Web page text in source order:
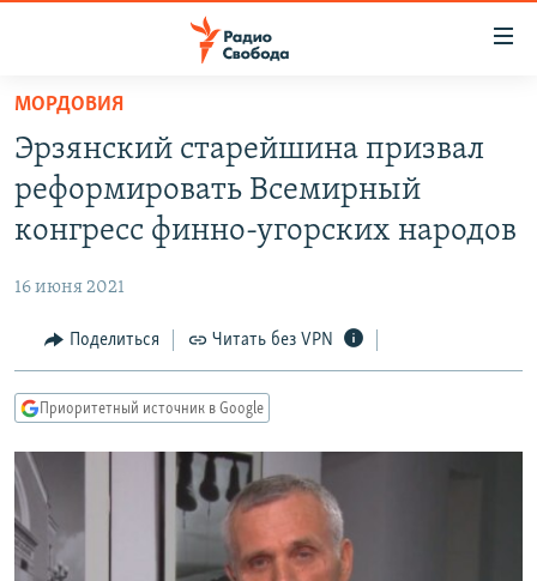
упрощенного
доступа
Вернуться
основному
Вернутся
Вернутся
поиску
ПОДКАСТЫ
АВТОРСКИЕ ПРОЕКТЫ
МНЕНИЯ
КУЛЬТУРА
КАВКАЗ.РЕАЛИИ
СЕВЕР.РЕАЛИИ
СИБИРЬ.РЕАЛИИ
РАСПИСАНИЕ ВЕЩАНИЯ
МОРДОВИЯ
Эрзянский старейшина призвал
реформировать Всемирный
конгресс финно-угорских народов
16 июня 2021
Поделиться Читать без VPN
Приоритетный источник в Google